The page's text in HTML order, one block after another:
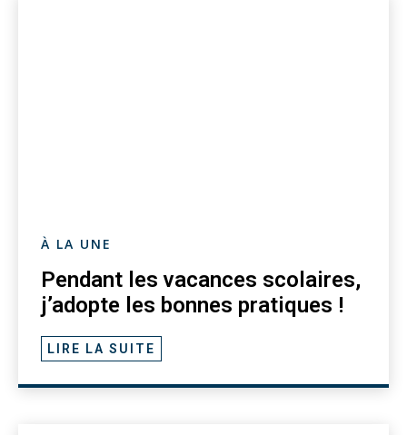
À LA UNE
Pendant les vacances scolaires,
j’adopte les bonnes pratiques !
LIRE LA SUITE